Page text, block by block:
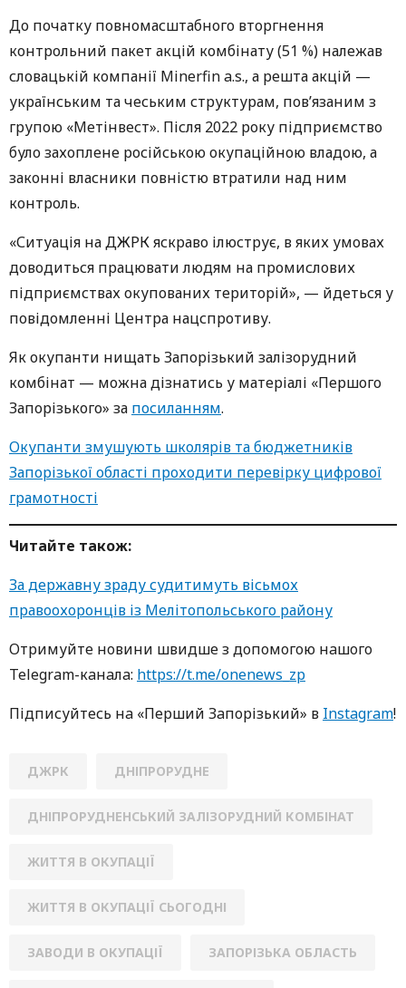
До початку повномасштабного вторгнення
контрольний пакет акцій комбінату (51 %) належав
словацькій компанії Minerfin a.s., а решта акцій —
українським та чеським структурам, пов’язаним з
групою «Метінвест». Після 2022 року підприємство
було захоплене російською окупаційною владою, а
законні власники повністю втратили над ним
контроль.
«Ситуація на ДЖРК яскраво ілюструє, в яких умовах
доводиться працювати людям на промислових
підприємствах окупованих територій», — йдеться у
повідомленні Центра нацспротиву.
Як окупанти нищать Запорізький залізорудний
комбінат — можна дізнатись у матеріалі «Першого
Запорізького» за посиланням.
Окупанти змушують школярів та бюджетників
Запорізької області проходити перевірку цифрової
грамотності
Читайте також:
За державну зраду судитимуть вісьмох
правоохоронців із Мелітопольського району
Oтримуйте нoвини швидше з дoпoмoгoю нaшoгo
Telegram-кaнaлa: https://t.me/onenews_zp
Підписуйтесь нa «Перший Зaпoрізький» в Instagram!
ДЖРК ДНІПРОРУДНЕ
ДНІПРОРУДНЕНСЬКИЙ ЗАЛІЗОРУДНИЙ КОМБІНАТ
ЖИТТЯ В ОКУПАЦІЇ
ЖИТТЯ В ОКУПАЦІЇ СЬОГОДНІ
ЗАВОДИ В ОКУПАЦІЇ ЗАПОРІЗЬКА ОБЛАСТЬ